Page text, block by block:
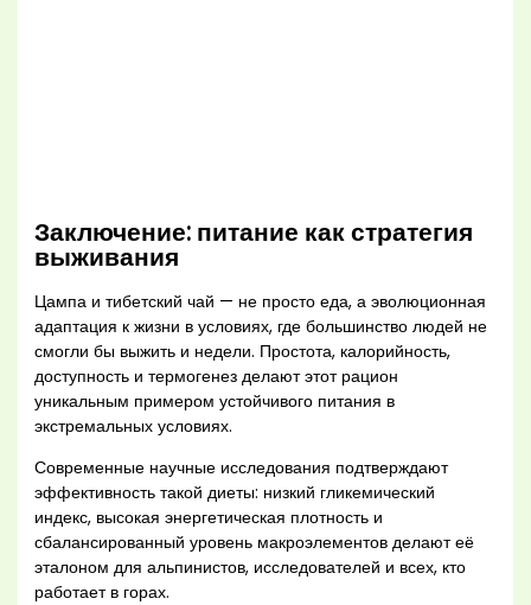
Заключение: питание как стратегия
выживания
Цампа и тибетский чай — не просто еда, а эволюционная
адаптация к жизни в условиях, где большинство людей не
смогли бы выжить и недели. Простота, калорийность,
доступность и термогенез делают этот рацион
уникальным примером устойчивого питания в
экстремальных условиях.
Современные научные исследования подтверждают
эффективность такой диеты: низкий гликемический
индекс, высокая энергетическая плотность и
сбалансированный уровень макроэлементов делают её
эталоном для альпинистов, исследователей и всех, кто
работает в горах.